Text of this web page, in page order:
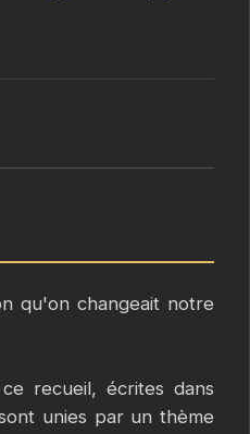
qu'on changeait notre
recueil, écrites dans
unies par un thème